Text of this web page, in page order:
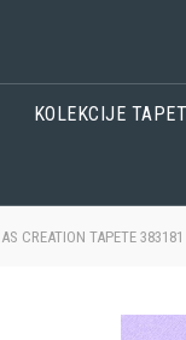
KOLEKCIJE
AS CREATION TAPETE